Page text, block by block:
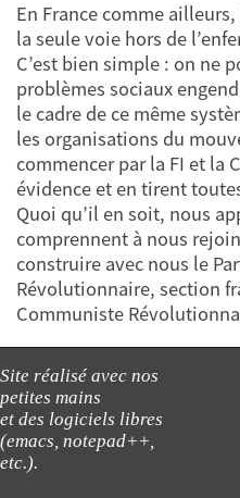
En France comme
la seule voie hors de
C’est bien simple : on ne
problèmes sociaux
le cadre de ce même
les organisations du
commencer par la FI et la
évidence et en tirent
Quoi qu’il en soit, nous
comprennent à nous
construire avec nous le
Révolutionnaire, section
Communiste
Site réalisé avec nos
petites mains
et des logiciels libres
(emacs, notepad++,
etc.).